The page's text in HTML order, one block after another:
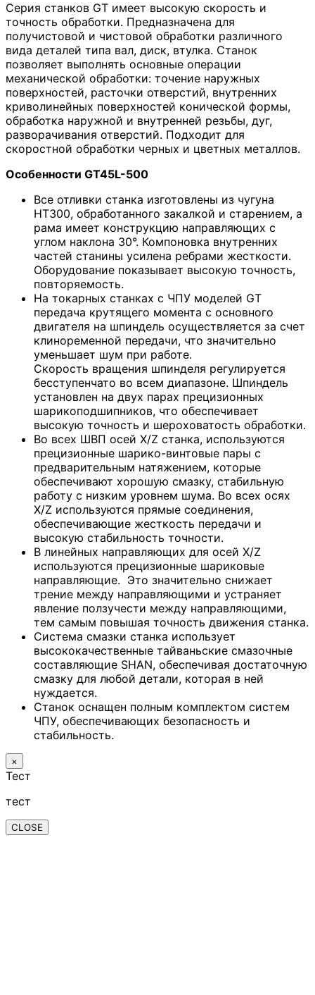
Серия станков GT имеет высокую скорость и
точность обработки. Предназначена для
получистовой и чистовой обработки различного
вида деталей типа вал, диск, втулка. Станок
позволяет выполнять основные операции
механической обработки: точение наружных
поверхностей, расточки отверстий, внутренних
криволинейных поверхностей конической формы,
обработка наружной и внутренней резьбы, дуг,
разворачивания отверстий. Подходит для
скоростной обработки черных и цветных металлов.
Особенности GT45L-500
Все отливки станка изготовлены из чугуна
HT300, обработанного закалкой и старением, а
рама имеет конструкцию направляющих с
углом наклона 30°. Компоновка внутренних
частей станины усилена ребрами жесткости.
Оборудование показывает высокую точность,
повторяемость.
На токарных станках с ЧПУ моделей GT
передача крутящего момента с основного
двигателя на шпиндель осуществляется за счет
клиноременной передачи, что значительно
уменьшает шум при работе.
Скорость вращения шпинделя регулируется
бесступенчато во всем диапазоне. Шпиндель
установлен на двух парах прецизионных
шарикоподшипников, что обеспечивает
высокую точность и шероховатость обработки.
Во всех ШВП осей X/Z станка, используются
прецизионные шарико-винтовые пары с
предварительным натяжением, которые
обеспечивают хорошую смазку, стабильную
работу с низким уровнем шума. Во всех осях
X/Z используются прямые соединения,
обеспечивающие жесткость передачи и
высокую стабильность точности.
В линейных направляющих для осей X/Z
используются прецизионные шариковые
направляющие. Это значительно снижает
трение между направляющими и устраняет
явление ползучести между направляющими,
тем самым повышая точность движения станка.
Система смазки станка использует
высококачественные тайваньские смазочные
составляющие SHAN, обеспечивая достаточную
смазку для любой детали, которая в ней
нуждается.
Станок оснащен полным комплектом систем
ЧПУ, обеспечивающих безопасность и
стабильность.
×
Тест
тест
CLOSE